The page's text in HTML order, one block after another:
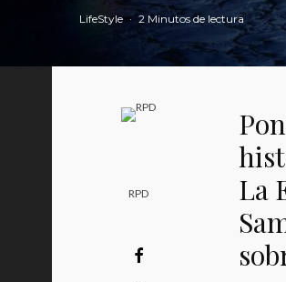
LifeStyle · 2 Minutos de lectura
RPD
La